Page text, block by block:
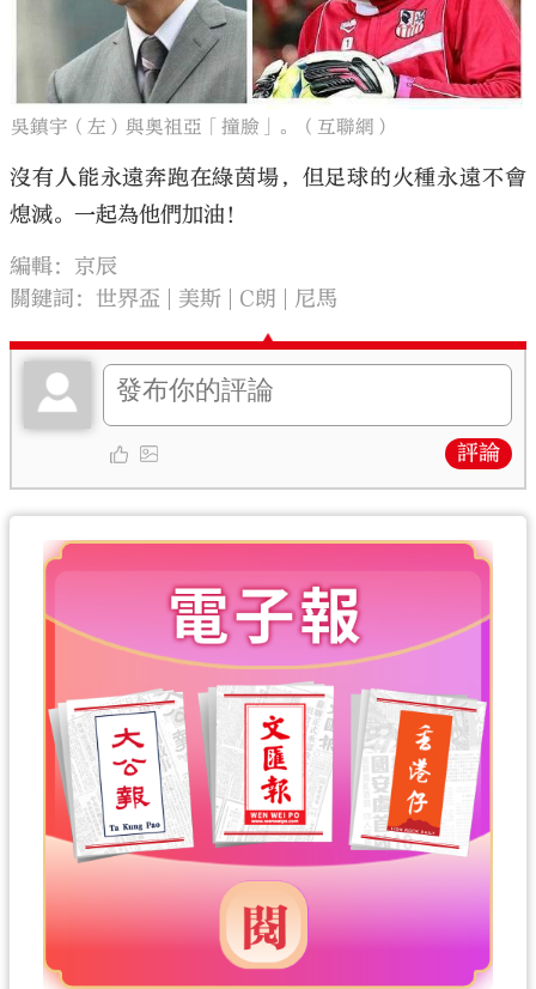
吳鎮宇（左）與奧祖亞「撞臉」。（互聯網）
沒有人能永遠奔跑在綠茵場，但足球的火種永遠不會
熄滅。一起為他們加油！
編輯：京辰
關鍵詞： 世界盃 美斯 C朗 尼馬
評論